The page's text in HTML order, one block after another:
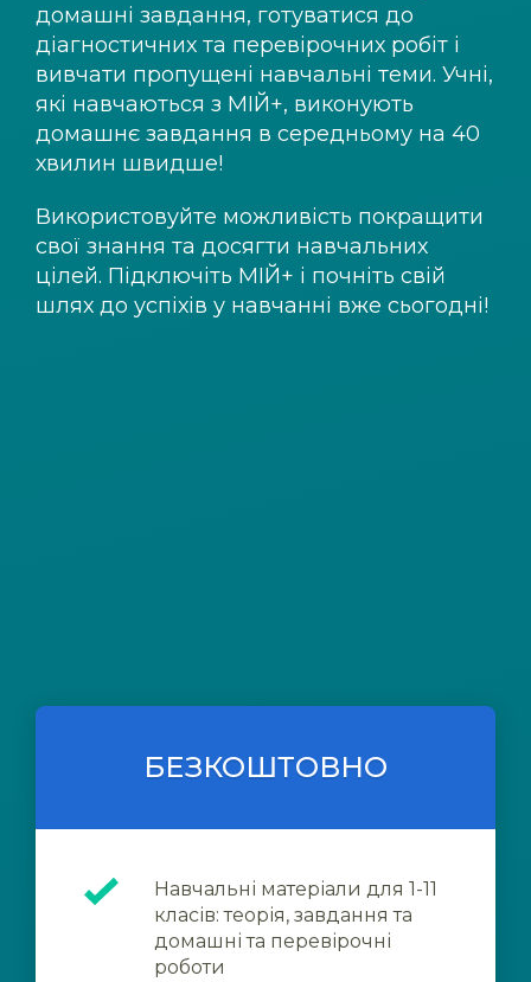
домашні завдання, готуватися до
діагностичних та перевірочних робіт і
вивчати пропущені навчальні теми. Учні,
які навчаються з МІЙ+, виконують
домашнє завдання в середньому на 40
хвилин швидше!
Використовуйте можливість покращити
свої знання та досягти навчальних
цілей. Підключіть МІЙ+ і почніть свій
шлях до успіхів у навчанні вже сьогодні!
БЕЗКОШТОВНО
Навчальні матеріали для 1-11
класів: теорія, завдання та
домашні та перевірочні
роботи